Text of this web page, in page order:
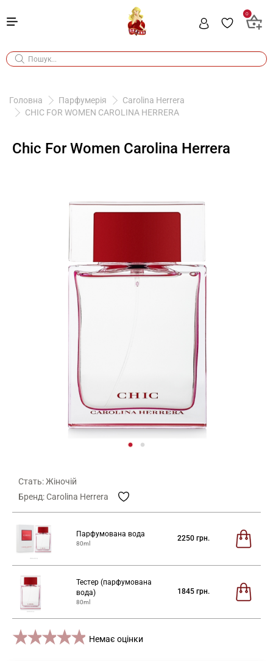
0
Головна Парфумерія
Carolina Herrera
CHIC FOR WOMEN CAROLINA HERRERA
Chic For Women Carolina Herrera
Стать: Жіночій
Бренд: Carolina Herrera
Парфумована вода
80ml
2250 грн.
Тестер (парфумована
вода)
80ml
1845 грн.
5 stars
4 stars
3 stars
2 stars
1 star Немає оцінки